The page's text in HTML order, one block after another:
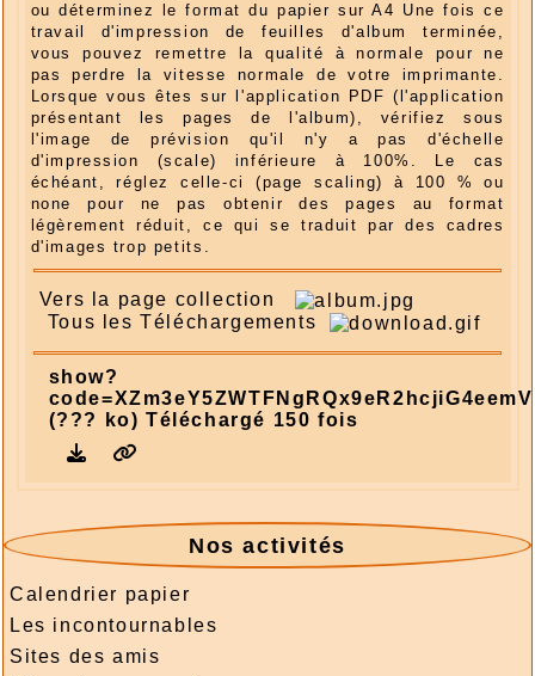
Nos activités
Calendrier papier
Les incontournables
Sites des amis
ou déterminez le format du papier sur A4 Une fois ce
travail d'impression de feuilles d'album terminée,
vous pouvez remettre la qualité à normale pour ne
pas perdre la vitesse normale de votre imprimante.
Lorsque vous êtes sur l'application PDF (l'application
présentant les pages de l'album), vérifiez sous
l'image de prévision qu'il n'y a pas d'échelle
d'impression (scale) inférieure à 100%. Le cas
échéant, réglez celle-ci (page scaling) à 100 % ou
none pour ne pas obtenir des pages au format
légèrement réduit, ce qui se traduit par des cadres
d'images trop petits.
Vers la page collection
Tous les Téléchargements
show?
(??? ko) Téléchargé 150 fois